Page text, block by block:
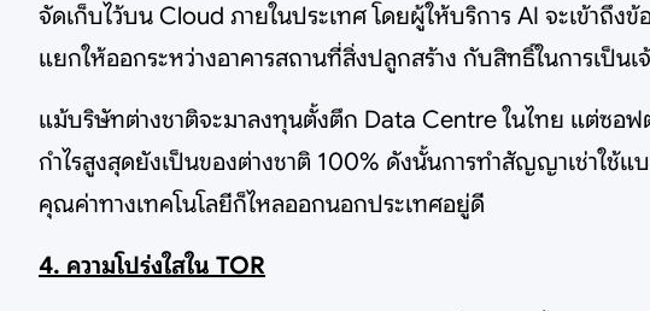
จัดเก็บไว้บน Cloud ภายในประเทศ โดยผู้ให้บริการ AI จะเข้าถึ
แยกให้ออกระหว่างอาคารสถานที่สิ่งปลูกสร้าง กับสิทธิ์ในการเป็นเ
แม้บริษัทต่างชาติจะมาลงทุนตั้งตึก Data Centre ในไทย แต่ซอฟ
กำไรสูงสุดยังเป็นของต่างชาติ 100% ดังนั้นการทำสัญญาเช่าใ
คุณค่าทางเทคโนโลยีก็ไหลออกนอกประเทศอยู่ดี
4. ความโปร่งใสใน TOR